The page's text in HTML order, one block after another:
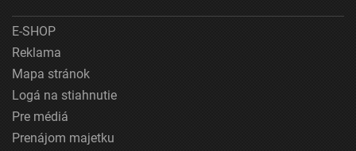
E-SHOP
Reklama
Mapa stránok
Logá na stiahnutie
Pre médiá
Prenájom majetku